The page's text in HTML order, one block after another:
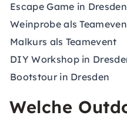
Escape Game in Dresden
Weinprobe als
Malkurs als Teamevent
DIY Workshop in
Bootstour in Dresden
Welche